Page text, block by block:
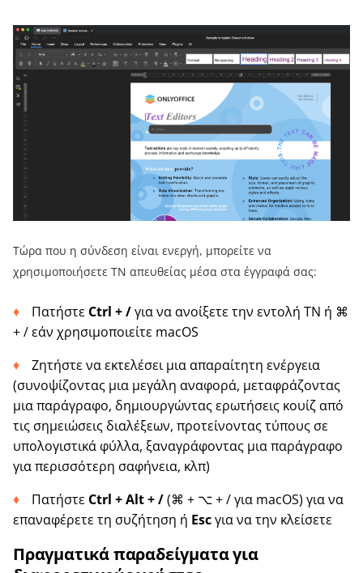
Τώρα που η σύνδεση είναι ενεργή, μπορείτε να
χρησιμοποιήσετε ΤΝ απευθείας μέσα στα έγγραφά σας:
Πατήστε Ctrl + /για να ανοίξετε την εντολή ΤΝ ή ⌘
+ / εάν χρησιμοποιείτε macOS
Ζητήστε να εκτελέσει μια απαραίτητη ενέργεια
(συνοψίζοντας μια μεγάλη αναφορά, μεταφράζοντας
μια παράγραφο, δημιουργώντας ερωτήσεις κουίζ από
τις σημειώσεις διαλέξεων, προτείνοντας τύπους σε
υπολογιστικά φύλλα, ξαναγράφοντας μια παράγραφο
για περισσότερη σαφήνεια, κλπ)
Πατήστε Ctrl + Alt + /(⌘ + ⌥ + / για macOS) για να
επαναφέρετε τη συζήτηση ή Escγια να την κλείσετε
Πραγματικά παραδείγματα για